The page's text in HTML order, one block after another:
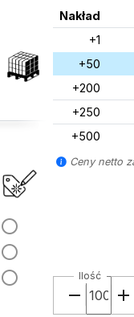
Nakład
+1
+50
+200
+250
+500
Ceny netto
Ilość